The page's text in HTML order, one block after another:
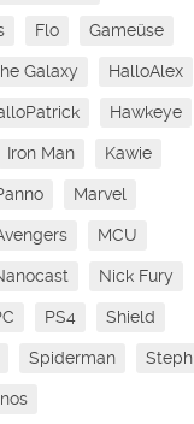
Flo Gameüse
Galaxy HalloAlex
Hawkeye
Iron Man Kawie
Marvel
MCU
Nick Fury
PS4 Shield
Spiderman Steph